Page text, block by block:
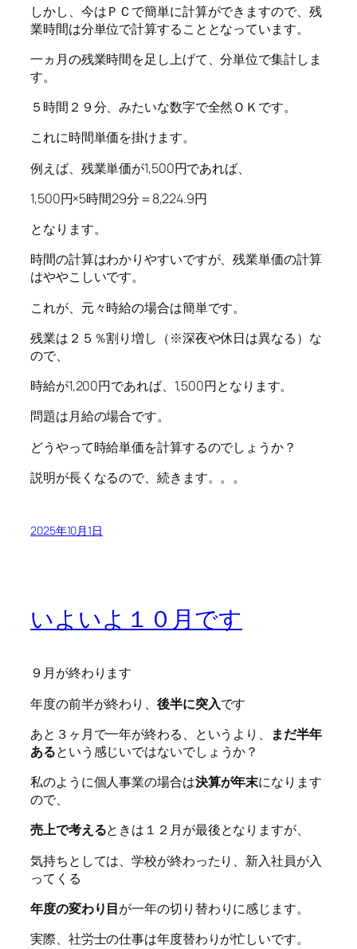
しかし、今はＰＣで簡単に計算ができますので、残
業時間は分単位で計算することとなっています。
一ヵ月の残業時間を足し上げて、分単位で集計しま
す。
５時間２９分、みたいな数字で全然ＯＫです。
これに時間単価を掛けます。
例えば、残業単価が1,500円であれば、
1,500円×5時間29分＝8,224.9円
となります。
時間の計算はわかりやすいですが、残業単価の計算
はややこしいです。
これが、元々時給の場合は簡単です。
残業は２５％割り増し（※深夜や休日は異なる）な
ので、
時給が1,200円であれば、1,500円となります。
問題は月給の場合です。
どうやって時給単価を計算するのでしょうか？
説明が長くなるので、続きます。。。
2025年10月1日
いよいよ１０月です
９月が終わります
年度の前半が終わり、 後半に突入です
あと３ヶ月で一年が終わる、というより、
まだ半年
あるという感じいではないでしょうか？
私のように個人事業の場合は決算が年末になります
ので、
売上で考えるときは１２月が最後となりますが、
気持ちとしては、学校が終わったり、新入社員が入
ってくる
年度の変わり目が一年の切り替わりに感じます。
実際、社労士の仕事は年度替わりが忙しいです。